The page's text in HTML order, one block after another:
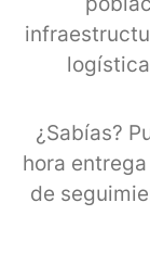
¿Sabías?
hora
de